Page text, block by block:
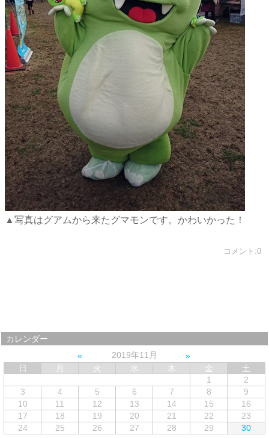
▲写真はグアムから来たグマモンです。かわいかった！
コメント:0
カレンダー
2019年11月
日
月 火 水 木 金
土
1
2
3
4 5 6 7 8
9
10
11 12 13 14 15
16
17
18 19 20 21 22
23
24
25 26 27 28 29 30